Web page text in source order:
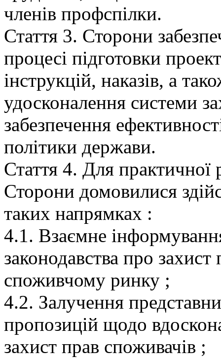
членів профспілки.
Стаття 3. Сторони
процесі підготовки
інструкцій, наказів, а
удосконалення системи
забезпечення
політики держави.
Стаття 4. Для практичної
Сторони домовилися
таких напрямках :
4.1. Взаємне
законодавства про
споживчому ринку ;
4.2. Залучення
пропозицій щодо
захист прав споживачів ;